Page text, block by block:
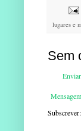
lugares e
Sem
Subscrever: